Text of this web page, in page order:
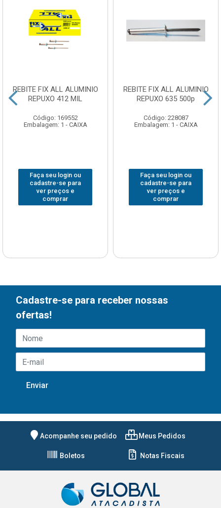
REBITE FIX ALL ALUMINIO
REPUXO 412 MIL
Código: 169552
Embalagem: 1 - CAIXA
Faça seu login ou
cadastre-se para
ver preços e
comprar
REBITE FIX ALL ALUMINIO
REPUXO 635 500p
Código: 228087
Embalagem: 1 - CAIXA
Faça seu login ou
cadastre-se para
ver preços e
comprar
Cadastre-se para receber nossas
ofertas!
Acompanhe seu pedido Meus Pedidos
Boletos Notas Fiscais